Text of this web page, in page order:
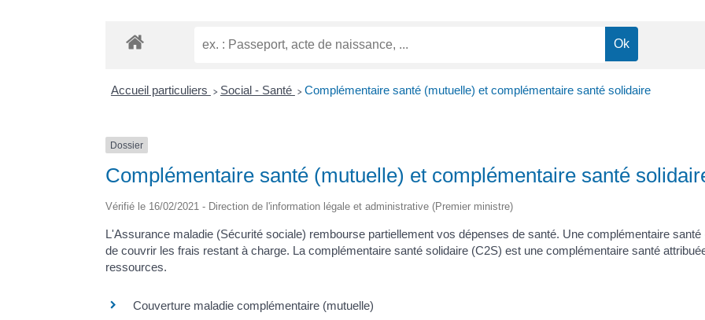
Accueil particuliers > Social - Santé > Complémentaire santé (mutuelle) et complémentaire santé solidaire
Dossier
Complémentaire santé (mutuelle) et complémentaire santé
Vérifié le 16/02/2021 - Direction de l'information légale et administrative (Premier ministre)
L'Assurance maladie (Sécurité sociale) rembourse partiellement vos dépenses de santé. Une complémentaire
de couvrir les frais restant à charge. La complémentaire santé solidaire (C2S) est une complémentaire santé
ressources.
Couverture maladie complémentaire (mutuelle)